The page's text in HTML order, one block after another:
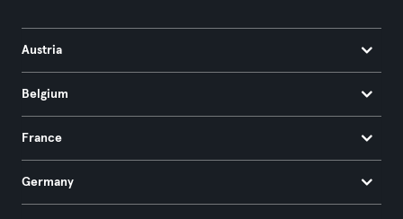
Austria
Belgium
France
Germany